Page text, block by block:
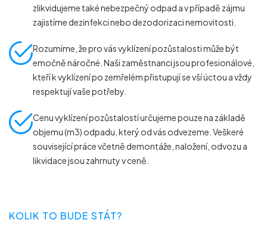
zlikvidujeme také nebezpečný odpad a v případě zájmu
zajistíme dezinfekci nebo dezodorizaci nemovitosti.
Rozumíme, že pro vás vyklízení pozůstalosti může být
emočně náročné. Naši zaměstnanci jsou profesionálové,
kteří k vyklízení po zemřelém přistupují se vší úctou a vždy
respektují vaše potřeby.
Cenu vyklízení pozůstalostí určujeme pouze na základě
objemu (m3) odpadu, který od vás odvezeme. Veškeré
související práce včetně demontáže, naložení, odvozu a
likvidace jsou zahrnuty v ceně.
KOLIK TO BUDE STÁT?